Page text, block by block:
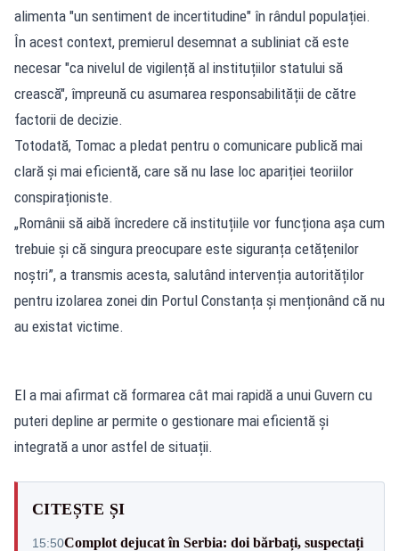
alimenta "un sentiment de incertitudine" în rândul populației.
În acest context, premierul desemnat a subliniat că este
necesar "ca nivelul de vigilență al instituțiilor statului să
crească", împreună cu asumarea responsabilității de către
factorii de decizie.
Totodată, Tomac a pledat pentru o comunicare publică mai
clară și mai eficientă, care să nu lase loc apariției teoriilor
conspiraționiste.
„Românii să aibă încredere că instituțiile vor funcționa așa cum
trebuie și că singura preocupare este siguranța cetățenilor
noștri”, a transmis acesta, salutând intervenția autorităților
pentru izolarea zonei din Portul Constanța și menționând că nu
au existat victime.
El a mai afirmat că formarea cât mai rapidă a unui Guvern cu
puteri depline ar permite o gestionare mai eficientă și
integrată a unor astfel de situații.
CITEȘTE ȘI
15:50Complot dejucat în Serbia: doi bărbați, suspectați